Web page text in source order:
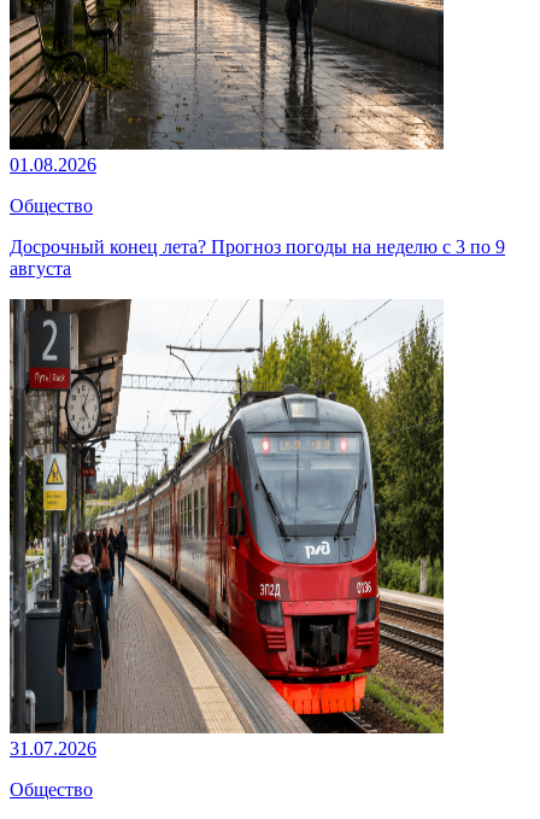
01.08.2026
Общество
Досрочный конец лета? Прогноз погоды на неделю с 3 по 9
августа
31.07.2026
Общество